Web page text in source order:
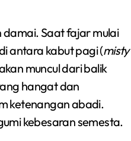
Saat fajar mulai
antara kabut pagi (misty
muncul dari balik
hangat dan
ketenangan abadi.
kebesaran semesta.